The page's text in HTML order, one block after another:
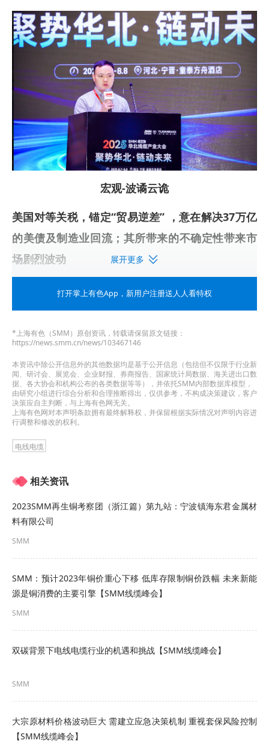
宏观-波谲云诡
美国对等关税，锚定“贸易逆差” ，意在解决37万亿
的美债及制造业回流；其所带来的不确定性带来市
场剧烈波动
•北京时间4月3日凌晨4点，对美国贸易失衡最大的
约60个国家征收“对等关税”，征收幅度远超市场预
期。将于美东时间4月5日00:01生效对全球额外加
10%的基准关税。
•符合《美墨加贸易协定》（USMCA）的商品将继
续获得豁免。
•已受232条约束被加征25%关税的钢铝、汽车&零
部件，以及铜、药品、半导体、木材、能源品等不
•欧盟通过承诺在2028 年前采购7500 亿美元美国能
源并新增6000 亿美元对美投资，换取15% 的关税
税率。
车、农产品进口。韩国以3500亿美元投资加1000亿
美元能源采购换取同等税率。
5月12日，中美日内瓦经贸会谈取得实质性进展，中
场此前紧张情绪得到缓解。此外，美国与印度、日
展开更多
打开掌上有色App ，新用户注册送人人看特权
*上海有色（SMM）原创资讯，转载请保留原文链接：
https://news.smm.cn/news/103467146
本资讯中除公开信息外的其他数据均是基于公开信息（包括但不仅限于行业新
闻、研讨会、展览会、企业财报、券商报告、国家统计局数据、海关进出口数
据、各大协会和机构公布的各类数据等等），并依托SMM内部数据库模型，
由研究小组进行综合分析和合理推断得出，仅供参考，不构成决策建议，客户
决策应自主判断，与上海有色网无关。
上海有色网对本声明条款拥有最终解释权，并保留根据实际情况对声明内容进
行调整和修改的权利。
电线电缆
相关资讯
2023SMM再生铜考察团（浙江篇）第九站：宁波镇海东君金属材
料有限公司
SMM
SMM：预计2023年铜价重心下移 低库存限制铜价跌幅 未来新能
源是铜消费的主要引擎【SMM线缆峰会】
SMM
双碳背景下电线电缆行业的机遇和挑战【SMM线缆峰会】
SMM
大宗原材料价格波动巨大 需建立应急决策机制 重视套保风险控制
【SMM线缆峰会】